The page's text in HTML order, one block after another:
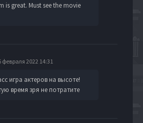
is great. Must see the movie
февраля 2022 14:31
игра актеров на высоте!
время зря не потратите